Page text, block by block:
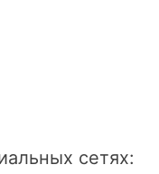
сетях: